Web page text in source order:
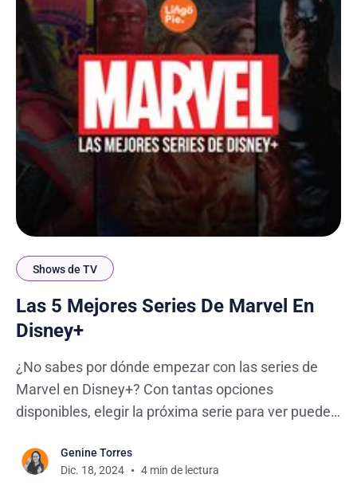
Shows de TV
Las 5 Mejores Series De Marvel En
Disney+
¿No sabes por dónde empezar con las series de
Marvel en Disney+? Con tantas opciones
disponibles, elegir la próxima serie para ver puede
inglés, estas producciones no solo ofrecen
entretenimiento de primera clase, sino también
Genine Torres
Dic. 18, 2024
4 min de lectura